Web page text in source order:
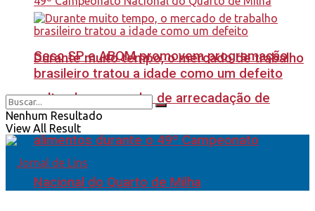
Sesc SP e ABQM promovem programação
cultural e campanha de arrecadação de
alimentos durante o 49º Campeonato
Nacional do Quarto de Milha
Durante muito tempo, o mercado de trabalho
brasileiro tratou a idade como um defeito
Nenhum Resultado
View All Result